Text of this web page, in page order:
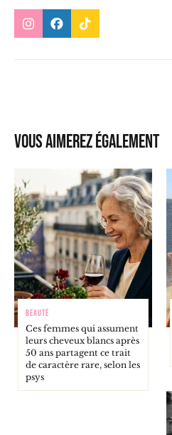
Vous aimerez également
BEAUTÉ
Ces femmes qui assument
leurs cheveux blancs après
50 ans partagent ce trait
de caractère rare, selon les
psys